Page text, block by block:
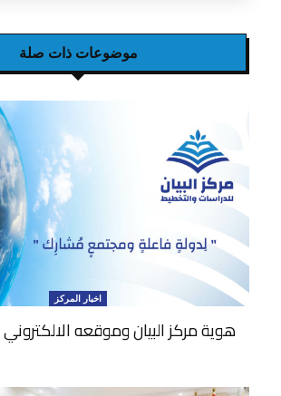
موضوعات ذات صلة
اخبار المركز
هوية مركز البيان وموقعه